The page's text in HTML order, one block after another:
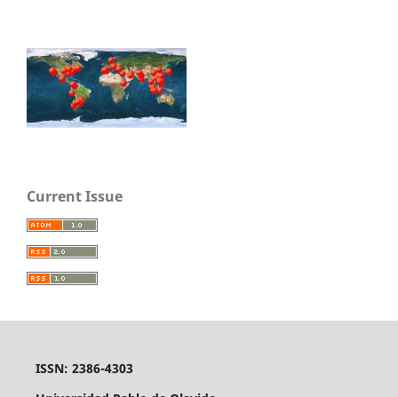
Current Issue
ISSN: 2386-4303